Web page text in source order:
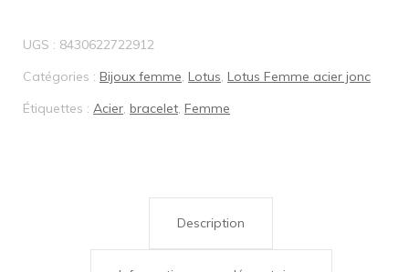
femme
Lotus
Style
UGS : 8430622722912
Catégories : Bijoux femme, Lotus, Lotus Femme acier jonc
Étiquettes : Acier, bracelet, Femme
Description